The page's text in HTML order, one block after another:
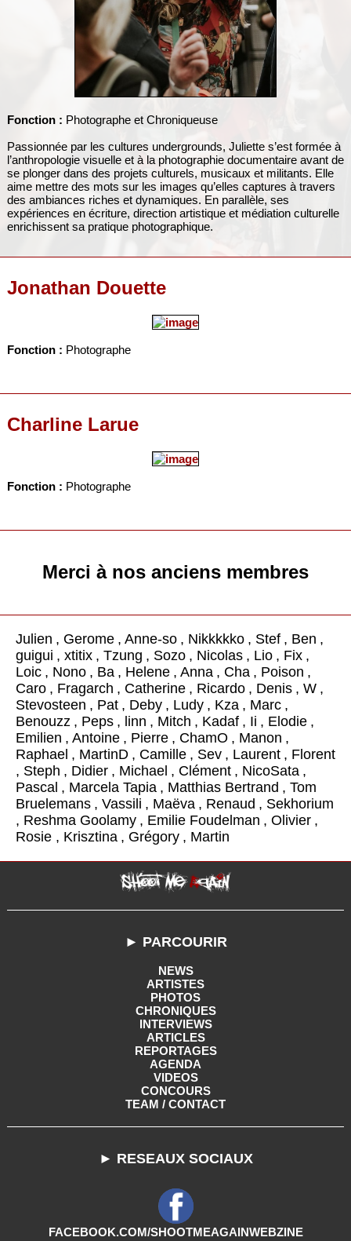
Fonction : Photographe et Chroniqueuse
Passionnée par les cultures undergrounds, Juliette s’est formée à
l’anthropologie visuelle et à la photographie documentaire avant de
se plonger dans des projets culturels, musicaux et militants. Elle
aime mettre des mots sur les images qu’elles captures à travers
des ambiances riches et dynamiques. En parallèle, ses
expériences en écriture, direction artistique et médiation culturelle
enrichissent sa pratique photographique.
Jonathan Douette
Fonction : Photographe
Charline Larue
Fonction : Photographe
Merci à nos anciens membres
Julien , Gerome , Anne-so , Nikkkkko , Stef , Ben ,
guigui , xtitix , Tzung , Sozo , Nicolas , Lio , Fix ,
Loic , Nono , Ba , Helene , Anna , Cha , Poison ,
Caro , Fragarch , Catherine , Ricardo , Denis , W ,
Stevosteen , Pat , Deby , Ludy , Kza , Marc ,
Benouzz , Peps , linn , Mitch , Kadaf , Ii , Elodie ,
Emilien , Antoine , Pierre , ChamO , Manon ,
Raphael , MartinD , Camille , Sev , Laurent , Florent
, Steph , Didier , Michael , Clément , NicoSata ,
Pascal , Marcela Tapia , Matthias Bertrand , Tom
Bruelemans , Vassili , Maëva , Renaud , Sekhorium
, Reshma Goolamy , Emilie Foudelman , Olivier ,
Rosie , Krisztina , Grégory , Martin
► PARCOURIR
NEWS
ARTISTES
PHOTOS
CHRONIQUES
INTERVIEWS
ARTICLES
REPORTAGES
AGENDA
VIDEOS
CONCOURS
TEAM / CONTACT
► RESEAUX SOCIAUX
FACEBOOK.COM/SHOOTMEAGAINWEBZINE